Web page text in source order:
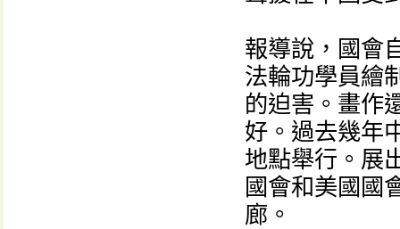
報導說，國會
法輪功學員繪
的迫害。畫作
好。過去幾年
地點舉行。展
國會和美國國
廊。